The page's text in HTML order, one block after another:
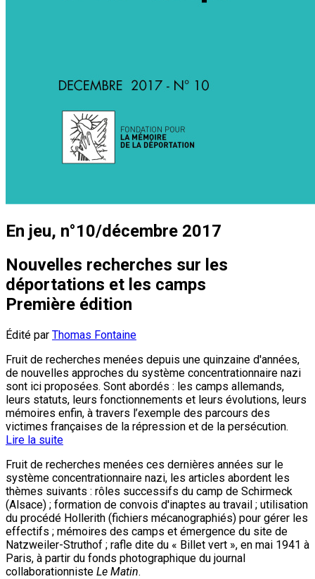
En jeu, n°10/décembre 2017
Nouvelles recherches sur les
déportations et les camps
Première édition
Édité par Thomas Fontaine
Fruit de recherches menées depuis une quinzaine d'années,
de nouvelles approches du système concentrationnaire nazi
sont ici proposées. Sont abordés : les camps allemands,
leurs statuts, leurs fonctionnements et leurs évolutions, leurs
mémoires enfin, à travers l’exemple des parcours des
victimes françaises de la répression et de la persécution.
Lire la suite
Fruit de recherches menées ces dernières années sur le
système concentrationnaire nazi, les articles abordent les
thèmes suivants : rôles successifs du camp de Schirmeck
(Alsace) ; formation de convois d'inaptes au travail ; utilisation
du procédé Hollerith (fichiers mécanographiés) pour gérer les
effectifs ; mémoires des camps et émergence du site de
Natzweiler-Struthof ; rafle dite du « Billet vert », en mai 1941 à
Paris, à partir du fonds photographique du journal
collaborationniste Le Matin.